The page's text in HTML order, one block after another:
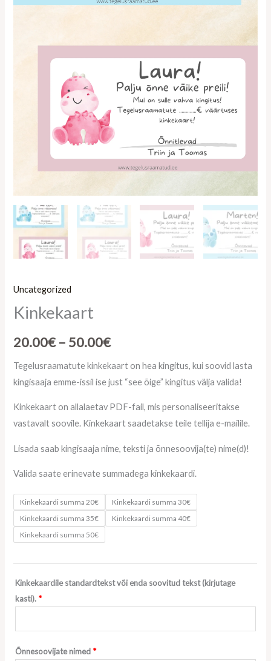
Uncategorized
Kinkekaart
20.00€ – 50.00€
Tegelusraamatute kinkekaart on hea kingitus, kui soovid lasta
kingisaaja emme-issil ise just “see õige” kingitus välja valida!
Kinkekaart on allalaetav PDF-fail, mis personaliseeritakse
vastavalt soovile. Kinkekaart saadetakse teile tellija e-mailile.
Lisada saab kingisaaja nime, teksti ja õnnesoovija(te) nime(d)!
Valida saate erinevate summadega kinkekaardi.
Kinkekaardi summa 20€
Kinkekaardi summa 30€
Kinkekaardi summa 35€
Kinkekaardi summa 40€
Kinkekaardi summa 50€
Kinkekaardile standardtekst või enda soovitud tekst (kirjutage
kasti). *
Õnnesoovijate nimed *